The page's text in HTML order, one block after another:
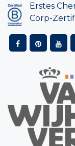
Erstes
Corp-